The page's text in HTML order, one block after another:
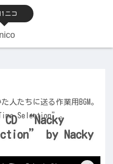
1ニコ
“Nacky
by Nacky
人たちに送る作業用BGM。
Selection”。